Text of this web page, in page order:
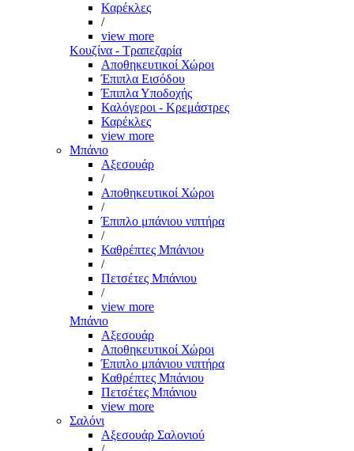
Καρέκλες
/
view more
Κουζίνα - Τραπεζαρία
Αποθηκευτικοί Χώροι
Έπιπλα Εισόδου
Έπιπλα Υποδοχής
Καλόγεροι - Κρεμάστρες
Καρέκλες
view more
Μπάνιο
Αξεσουάρ
/
Αποθηκευτικοί Χώροι
/
Έπιπλο μπάνιου νιπτήρα
/
Καθρέπτες Μπάνιου
/
Πετσέτες Μπάνιου
/
view more
Μπάνιο
Αξεσουάρ
Αποθηκευτικοί Χώροι
Έπιπλο μπάνιου νιπτήρα
Καθρέπτες Μπάνιου
Πετσέτες Μπάνιου
view more
Σαλόνι
Αξεσουάρ Σαλονιού